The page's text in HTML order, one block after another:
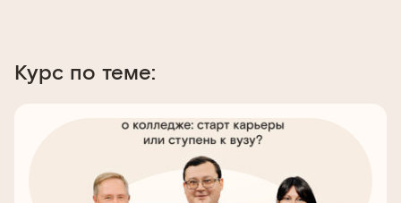
Курс по теме: